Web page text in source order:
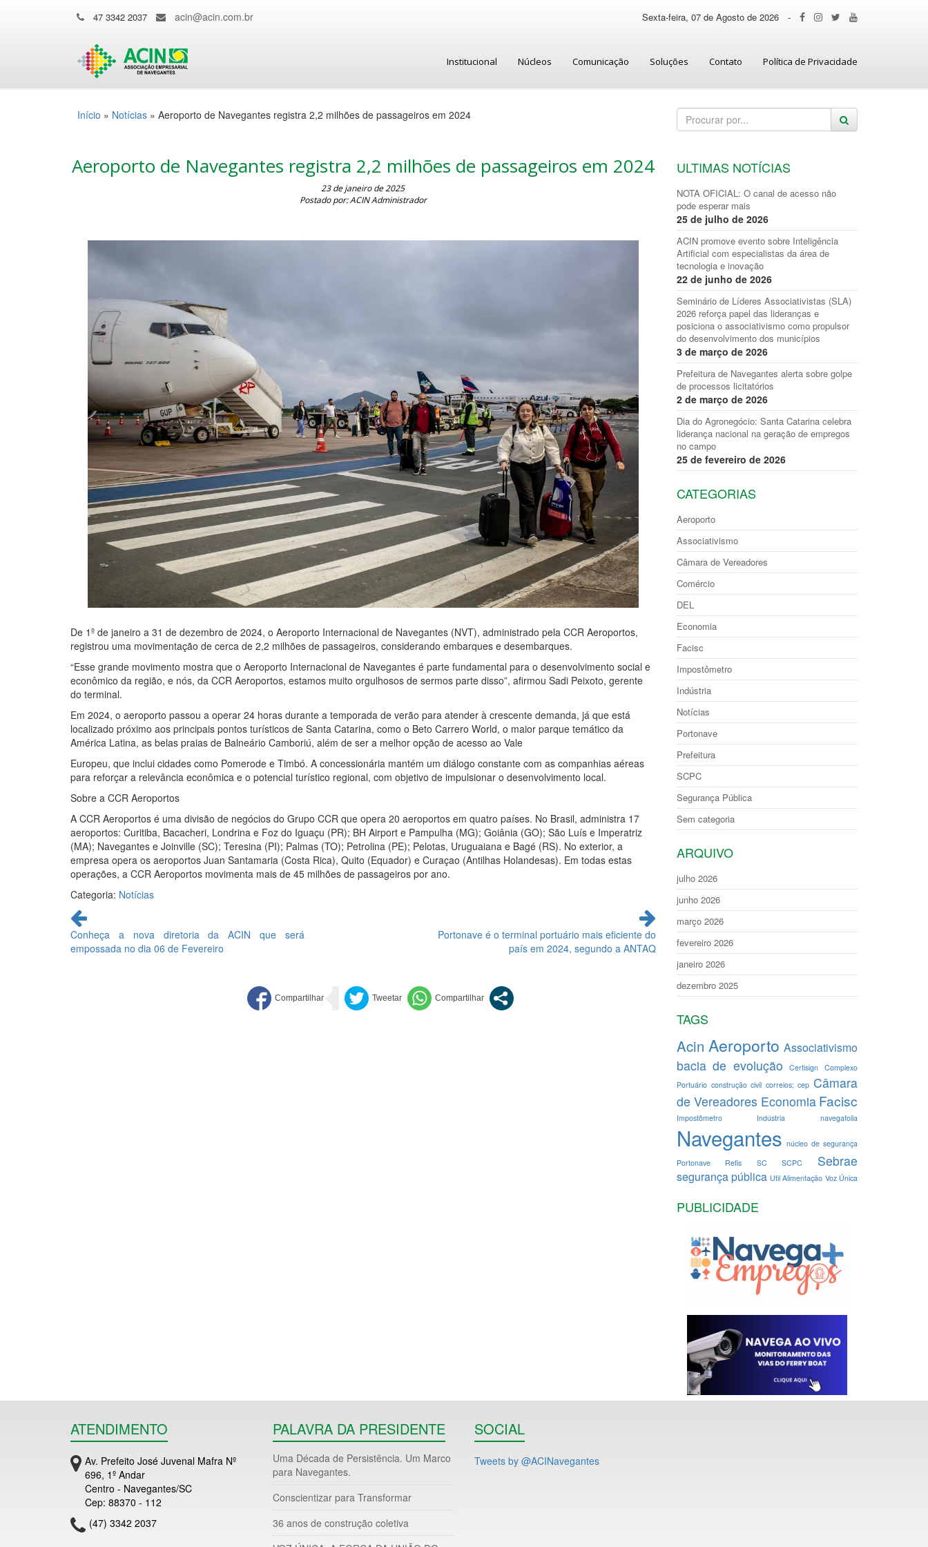
47 3342 2037 acin@acin.com.br Sexta-feira, 07 de Agosto de 2026 -
Institucional Núcleos Comunicação Soluções Contato Política de Privacidade
Início » Notícias » Aeroporto de Navegantes registra 2,2 milhões de passageiros em 2024
Aeroporto de Navegantes registra 2,2 milhões de passageiros em 2024
23 de janeiro de 2025
Postado por: ACIN Administrador
De 1º de janeiro a 31 de dezembro de 2024, o Aeroporto Internacional de Navegantes (NVT), administrado pela CCR Aeroportos,
registrou uma movimentação de cerca de 2,2 milhões de passageiros, considerando embarques e desembarques.
“Esse grande movimento mostra que o Aeroporto Internacional de Navegantes é parte fundamental para o desenvolvimento social e
econômico da região, e nós, da CCR Aeroportos, estamos muito orgulhosos de sermos parte disso”, afirmou Sadi Peixoto, gerente
do terminal.
Em 2024, o aeroporto passou a operar 24 horas durante a temporada de verão para atender à crescente demanda, já que está
localizado próximo aos principais pontos turísticos de Santa Catarina, como o Beto Carrero World, o maior parque temático da
América Latina, as belas praias de Balneário Camboriú, além de ser a melhor opção de acesso ao Vale
Europeu, que inclui cidades como Pomerode e Timbó. A concessionária mantém um diálogo constante com as companhias aéreas
para reforçar a relevância econômica e o potencial turístico regional, com objetivo de impulsionar o desenvolvimento local.
Sobre a CCR Aeroportos
A CCR Aeroportos é uma divisão de negócios do Grupo CCR que opera 20 aeroportos em quatro países. No Brasil, administra 17
aeroportos: Curitiba, Bacacheri, Londrina e Foz do Iguaçu (PR); BH Airport e Pampulha (MG); Goiânia (GO); São Luís e Imperatriz
(MA); Navegantes e Joinville (SC); Teresina (PI); Palmas (TO); Petrolina (PE); Pelotas, Uruguaiana e Bagé (RS). No exterior, a
empresa opera os aeroportos Juan Santamaria (Costa Rica), Quito (Equador) e Curaçao (Antilhas Holandesas). Em todas estas
operações, a CCR Aeroportos movimenta mais de 45 milhões de passageiros por ano.
Categoria: Notícias
Continue
lendo
Conheça a nova diretoria da ACIN que será
empossada no dia 06 de Fevereiro
Portonave é o terminal portuário mais eficiente do
país em 2024, segundo a ANTAQ
ULTIMAS NOTÍCIAS
NOTA OFICIAL: O canal de acesso não
pode esperar mais
25 de julho de 2026
ACIN promove evento sobre Inteligência
Artificial com especialistas da área de
tecnologia e inovação
22 de junho de 2026
Seminário de Líderes Associativistas (SLA)
2026 reforça papel das lideranças e
posiciona o associativismo como propulsor
do desenvolvimento dos municípios
3 de março de 2026
Prefeitura de Navegantes alerta sobre golpe
de processos licitatórios
2 de março de 2026
Dia do Agronegócio: Santa Catarina celebra
liderança nacional na geração de empregos
no campo
25 de fevereiro de 2026
CATEGORIAS
Aeroporto
Associativismo
Câmara de Vereadores
Comércio
DEL
Economia
Facisc
Impostômetro
Indústria
Notícias
Portonave
Prefeitura
SCPC
Segurança Pública
Sem categoria
ARQUIVO
julho 2026
junho 2026
março 2026
fevereiro 2026
janeiro 2026
dezembro 2025
TAGS
Acin Aeroporto Associativismo
bacia de evolução Certisign Complexo
Portuário construção civil correios; cep Câmara
de Vereadores Economia Facisc
Impostômetro Indústria navegafolia
Navegantes núcleo de segurança
Portonave
Refis SC SCPC Sebrae
segurança pública Util Alimentação Voz Única
PUBLICIDADE
ATENDIMENTO
Av. Prefeito José Juvenal Mafra Nº
696, 1º Andar
Centro - Navegantes/SC
Cep: 88370 - 112
(47) 3342 2037
PALAVRA DA PRESIDENTE
Uma Década de Persistência. Um Marco
para Navegantes.
Conscientizar para Transformar
36 anos de construção coletiva
SOCIAL
Tweets by @ACINavegantes